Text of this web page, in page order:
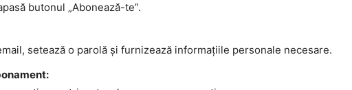
butonul „Abonează-te”.
setează o parolă și furnizează informațiile personale necesare.